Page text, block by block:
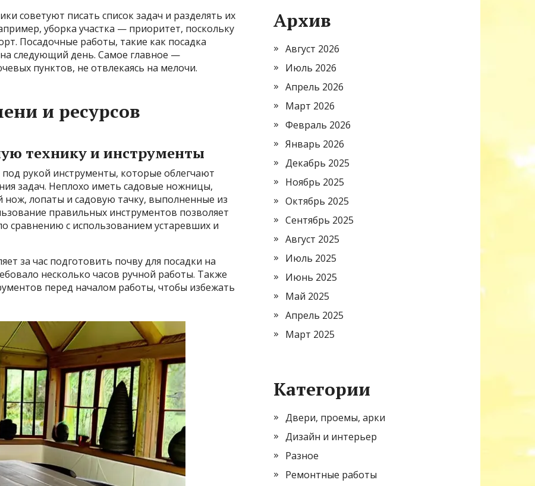
советуют писать список задач и разделять их
уборка участка — приоритет, поскольку
Посадочные работы, такие как посадка
следующий день. Самое главное —
пунктов, не отвлекаясь на мелочи.
и ресурсов
технику и инструменты
рукой инструменты, которые облегчают
задач. Неплохо иметь садовые ножницы,
нож, лопаты и садовую тачку, выполненные из
правильных инструментов позволяет
сравнению с использованием устаревших и
за час подготовить почву для посадки на
несколько часов ручной работы. Также
перед началом работы, чтобы избежать
Архив
Август 2026
Июль 2026
Апрель 2026
Март 2026
Февраль 2026
Январь 2026
Декабрь 2025
Ноябрь 2025
Октябрь 2025
Сентябрь 2025
Август 2025
Июль 2025
Июнь 2025
Май 2025
Апрель 2025
Март 2025
Категории
Двери, проемы, арки
Дизайн и интерьер
Разное
Ремонтные работы